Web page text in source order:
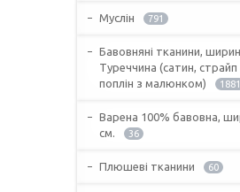
Муслін 791
Бавовняні тканини,
Туреччина (сатин, страйп
поплін з малюнком)
1881
Варена 100% бавовна,
см.
36
Плюшеві тканини 60